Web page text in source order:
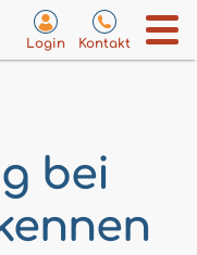
Login Kontakt
bei